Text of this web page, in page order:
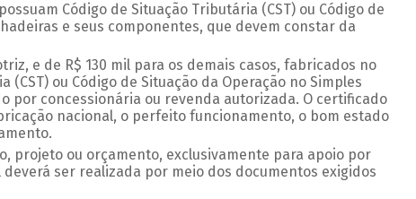
Código de Situação Tributária (CST) ou Código de
e seus componentes, que devem constar da
e de R$ 130 mil para os demais casos, fabricados no
ou Código de Situação da Operação no Simples
por concessionária ou revenda autorizada. O certificado
nacional, o perfeito funcionamento, o bom estado
projeto ou orçamento, exclusivamente para apoio por
deverá ser realizada por meio dos documentos exigidos